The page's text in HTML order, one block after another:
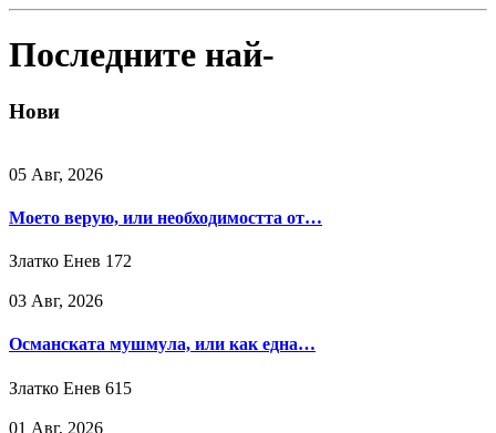
Последните най-
Нови
05 Авг, 2026
Моето верую, или необходимостта от…
Златко Енев 172
03 Авг, 2026
Османската мушмула, или как една…
Златко Енев 615
01 Авг, 2026